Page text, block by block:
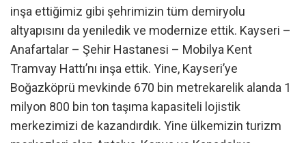
inşa ettiğimiz gibi şehrimizin tüm demiryolu
altyapısını da yeniledik ve modernize ettik. Kayseri –
Anafartalar – Şehir Hastanesi – Mobilya Kent
Tramvay Hattı’nı inşa ettik. Yine, Kayseri’ye
Boğazköprü mevkinde 670 bin metrekarelik alanda 1
milyon 800 bin ton taşıma kapasiteli lojistik
merkezimizi de kazandırdık. Yine ülkemizin turizm